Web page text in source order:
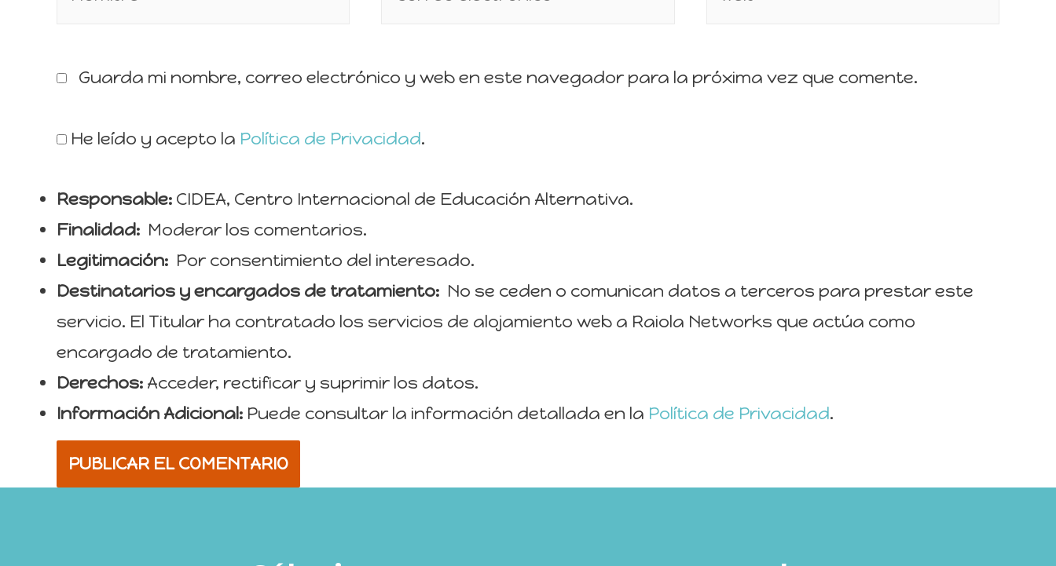
Guarda mi nombre, correo electrónico y web en este navegador para la próxima vez que comente.
He leído y acepto la Política de Privacidad.
Responsable: CIDEA, Centro Internacional de Educación Alternativa.
Finalidad: Moderar los comentarios.
Legitimación: Por consentimiento del interesado.
Destinatarios y encargados de tratamiento: No se ceden o comunican datos a terceros para prestar este
servicio. El Titular ha contratado los servicios de alojamiento web a Raiola Networks que actúa como
encargado de tratamiento.
Derechos: Acceder, rectificar y suprimir los datos.
Información Adicional: Puede consultar la información detallada en la Política de Privacidad.